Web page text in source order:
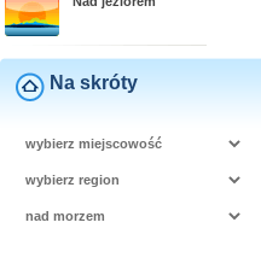
Na skróty